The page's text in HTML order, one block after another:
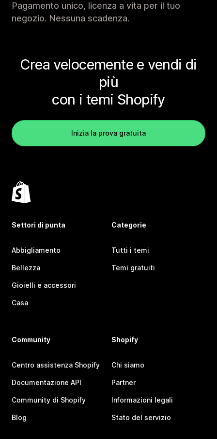
Pagamento unico, licenza a vita per il tuo
negozio. Nessuna scadenza.
Crea velocemente e vendi di
più
con i temi Shopify
Inizia la prova gratuita
Settori di punta
Abbigliamento
Bellezza
Gioielli e accessori
Casa
Categorie
Tutti i temi
Temi gratuiti
Community
Centro assistenza Shopify
Documentazione API
Community di Shopify
Blog
Shopify
Chi siamo
Partner
Informazioni legali
Stato del servizio